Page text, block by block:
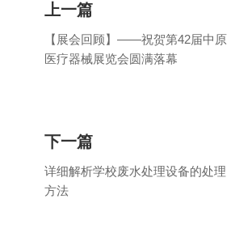
上一篇
【展会回顾】——祝贺第42届中原
医疗器械展览会圆满落幕
下一篇
详细解析学校废水处理设备的处理
方法